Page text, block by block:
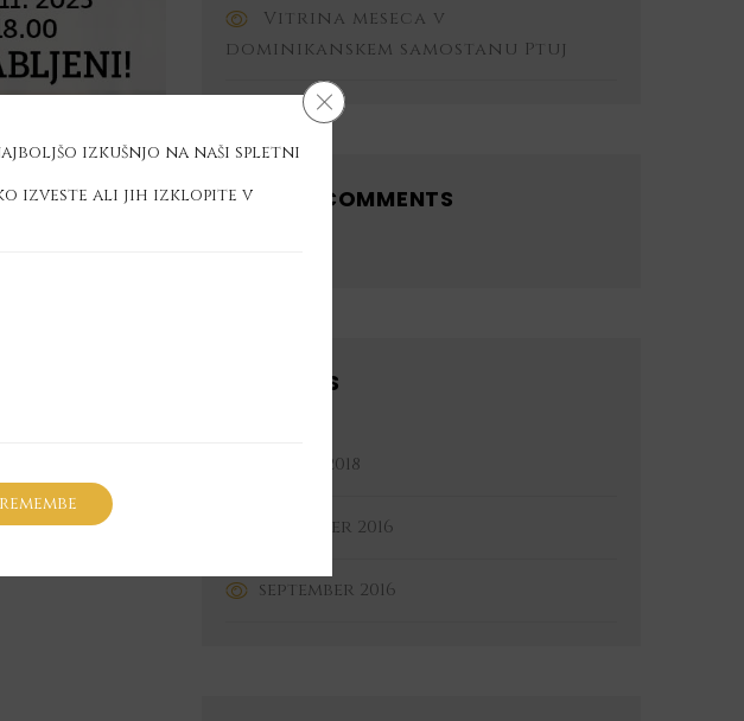
proti raku
in
za življenje.
Vitrina meseca v
dominikanskem samostanu Ptuj
RECENT COMMENTS
ARCHIVES
marec 2018
december 2016
september 2016
izkušnjo na naši spletni
izveste ali jih izklopite v
Close GDPR Cookie Banner